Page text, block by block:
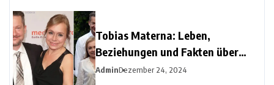
Tobias Materna: Leben,
Beziehungen und Fakten über
Christine Urspruchs Ex-Ehemann
AdminDezember 24, 2024